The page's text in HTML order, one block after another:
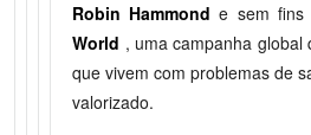
Robin Hammond e sem fins
World , uma campanha
que vivem com problemas de
valorizado.